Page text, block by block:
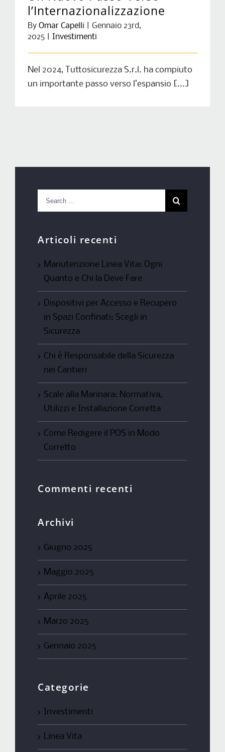
l’Internazionalizzazione
By Omar Capelli
Gennaio 23rd,
2025
Investimenti
Nel 2024, Tuttosicurezza S.r.l. ha compiuto
un importante passo verso l’espansio [...]
Search
for:
Articoli recenti
Manutenzione Linea Vita: Ogni
Quanto e Chi la Deve Fare
Dispositivi per Accesso e Recupero
in Spazi Confinati: Scegli in
Sicurezza
Chi è Responsabile della Sicurezza
nei Cantieri
Scale alla Marinara: Normativa,
Utilizzi e Installazione Corretta
Come Redigere il POS in Modo
Corretto
Commenti recenti
Archivi
Giugno 2025
Maggio 2025
Aprile 2025
Marzo 2025
Gennaio 2025
Categorie
Investimenti
Linea Vita